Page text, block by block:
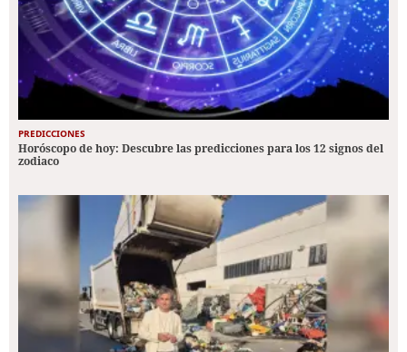
PREDICCIONES
Horóscopo de hoy: Descubre las predicciones para los 12 signos del
zodiaco